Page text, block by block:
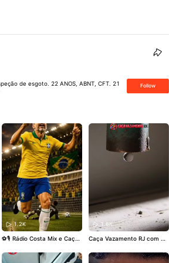
de esgoto. 22 ANOS, ABNT, CFT. 21
Follow
1.2K
⚽🎙️ Rádio Costa Mix e Caça
do um Golaço na Copa do M
undo! A parceria entre a Rá
1.6K
Caça Vazamento RJ com Na
evolucionando a caça a vaz
amentos no Brasil com tecn